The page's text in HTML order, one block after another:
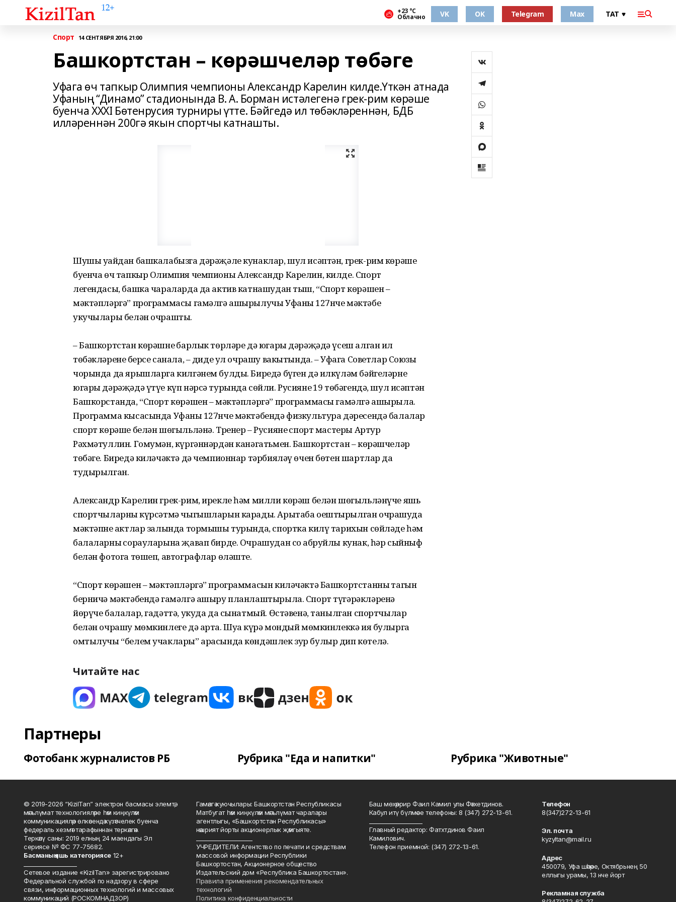
+23 °С
Облачно VK OK Telegram Max
Спорт 14 СЕНТЯБРЯ 2016, 21:00
Башкортстан – көрәшчеләр төбәге
Уфага өч тапкыр Олимпия чемпионы Александр Карелин килде.Үткән атнада
Уфаның “Динамо” стадионында В. А. Борман истәлегенә грек-рим көрәше
буенча XXXI Бөтенрусия турниры үтте. Бәйгедә ил төбәкләреннән, БДБ
илләреннән 200гә якын спортчы катнашты.
Шушы уңайдан башкалабызга дәрә­җәле кунаклар, шул исәптән, грек-рим көрәше
буенча өч тапкыр Олимпия чемпионы Александр Карелин, килде. Спорт
легендасы, башка чараларда да актив катнашудан тыш, “Спорт көрәшен –
мәктәпләргә” программасы гамәлгә ашырылучы Уфаның 127нче мәктәбе
укучылары белән очрашты.
– Башкортстан көрәшнең барлык төрләре дә югары дәрәҗәдә үсеш алган ил
төбәкләренең берсе санала, – диде ул очрашу вакытында. – Уфага Советлар Союзы
чорында да ярышларга килгәнем булды. Биредә бүген дә илкүләм бәйгеләрнең
югары дәрәҗәдә үтүе күп нәрсә турында сөйли. Русиянең 19 төбәгендә, шул исәптән
Башкорстанда, “Спорт көрәшен – мәктәпләргә” программасы гамәлгә ашырыла.
Программа кысасында Уфаның 127нче мәктәбендә физкультура дә­ресендә балалар
спорт көрәше белән шөгыльләнә. Тренер – Русиянең спорт мастеры Артур
Рәхмәтуллин. Гомумән, күр­гәннәрдән канәгатьмен. Башкортстан – көрәшчеләр
төбәге. Биредә киләчәктә дә чемпионнар тәрбияләү өчен бөтен шартлар да
тудырылган.
Александр Карелин грек-рим, ирекле һәм милли көрәш белән шөгыльләнүче яшь
спортчы­ларның күрсәтмә чыгышларын карады. Арытаба оештырылган очрашуда
мәктәпнең актлар залында тормышы турында, спортка килү тарихын сөйләде һәм
бала­ларның сорауларына җавап бирде. Очрашудан соң абруйлы кунак, һәр сыйныф
белән фотога төшеп, автографлар өләште.
“Спорт көрәшен – мәк­тәпләргә” программасын ки­ләчәктә Баш­кортстанның тагын
берничә мәктәбендә гамәлгә ашыру планлаштырыла. Спорт түгәрәкләренә
йөрүче балалар, гадәттә, укуда да сынатмый. Өстәвенә, танылган спортчылар
белән очрашу мөмкинлеге дә арта. Шуңа күрә мондый мөмкинлеккә ия булырга
омтылучы “белем учаклары” арасында көндәшлек зур булыр дип көтелә.
Читайте нас
Партнеры
Фотобанк журналистов РБ Рубрика "Еда и напитки" Рубрика "Животные"
© 2019-2026 “KizilTan” электрон басмасы элемтә,
мәгълүмат технологияләре һәм киңкүләм
коммуникацияләр өлкәсендә күзәтчелек буенча
федераль хезмәт тарафыннан теркәлгән.
Теркәлү саны: 2019 елның 24 маендагы Эл
сериясе № ФС 77-75682.
Басманың яшь категориясе12+
Сетевое издание «KizilTan» зарегистрировано
Федеральной службой по надзору в сфере
связи, информационных технологий и массовых
коммуникаций (РОСКОМНАДЗОР)
Гамәлгә куючылары: Башкортстан Республикасы
Матбугат һәм киңкүләм мәгълүмат чаралары
агентлыгы, «Башкортстан Республикасы»
нәшрият йорты акционерлык җәмгыяте.
УЧРЕДИТЕЛИ: Агентство по печати и средствам
массовой информации Республики
Башкортостан, Акционерное общество
Издательский дом «Республика Башкортостан».
Правила применения рекомендательных
технологий
Политика конфиденциальности
Баш мөхәррир Фаил Камил улы Фәтхетдинов.
Кабул итү бүлмәсе телефоны: 8 (347) 272-13-61.
Главный редактор: Фатхтдинов Фаил
Камилович.
Телефон приемной: (347) 272-13-61.
Телефон
8(347)272-13-61
Эл. почта
kyzyltan@mail.ru
Адрес
450079, Уфа шәһәре, Октябрьнең 50
еллыгы урамы, 13 нче йорт
Рекламная служба